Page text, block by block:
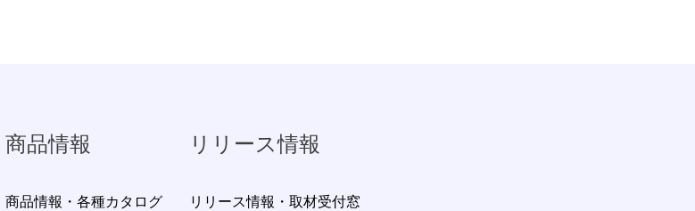
商品情報
商品情報・各種カタログ
リリース情報
リリース情報・取材受付窓